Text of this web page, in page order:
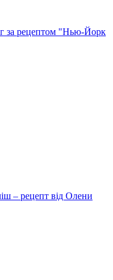
за рецептом "Нью-Йорк
– рецепт від Олени